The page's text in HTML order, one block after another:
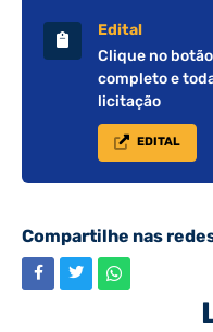
Edital
Clique no
completo e
licitação
EDITAL
Compartilhe nas